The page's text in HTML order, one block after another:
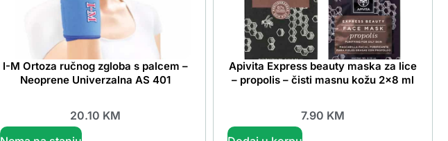
I-M Ortoza ručnog zgloba s palcem –
Neoprene Univerzalna AS 401
20.10 KM
Apivita Express beauty maska za lice
– propolis – čisti masnu kožu 2×8 ml
7.90 KM